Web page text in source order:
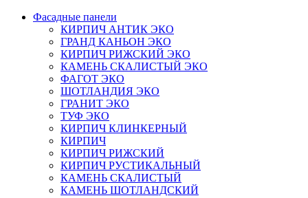
Фасадные панели
КИРПИЧ АНТИК ЭКО
ГРАНД КАНЬОН ЭКО
КИРПИЧ РИЖСКИЙ ЭКО
КАМЕНЬ СКАЛИСТЫЙ ЭКО
ФАГОТ ЭКО
ШОТЛАНДИЯ ЭКО
ГРАНИТ ЭКО
ТУФ ЭКО
КИРПИЧ КЛИНКЕРНЫЙ
КИРПИЧ
КИРПИЧ РИЖСКИЙ
КИРПИЧ РУСТИКАЛЬНЫЙ
КАМЕНЬ СКАЛИСТЫЙ
КАМЕНЬ ШОТЛАНДСКИЙ